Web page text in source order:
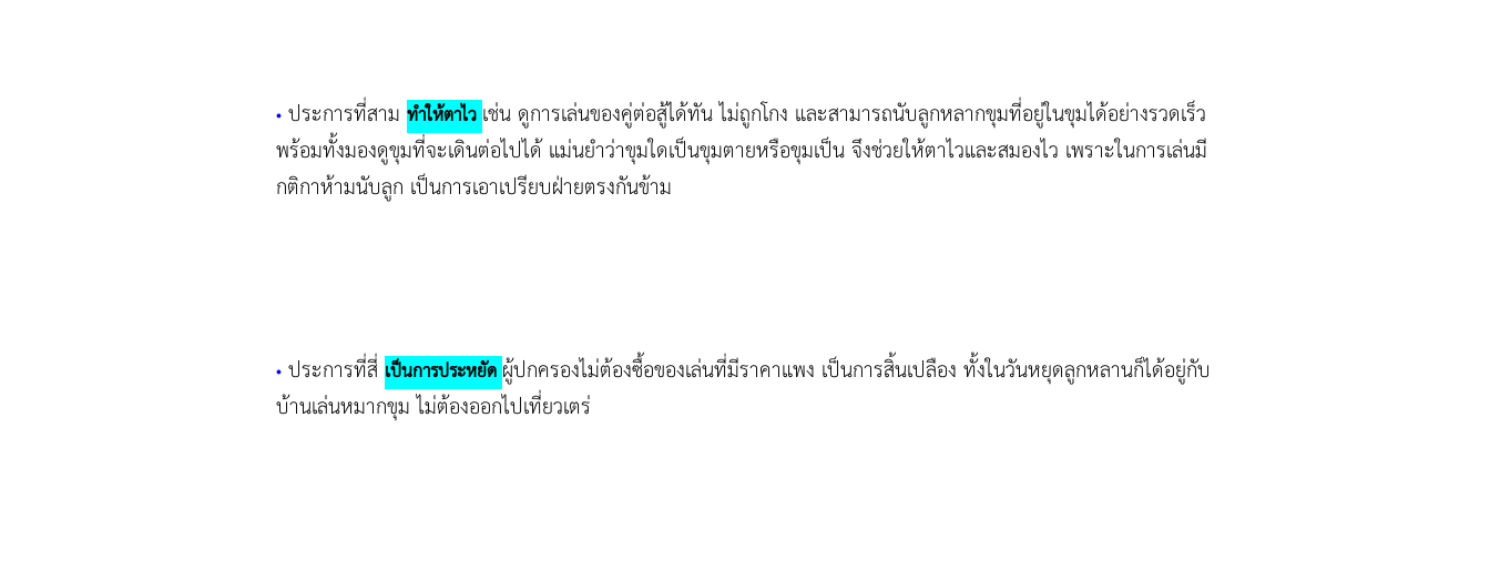
• ประการที่สาม ทำให้ตาไว เช่น ดูการเล่นของคู่ต่อสู้ได้ทัน ไม่ถูกโกง และสามารถนับลูกหลากขุมที่อยู่ในขุมได้อย่างรวดเร็ว
พร้อมทั้งมองดูขุมที่จะเดินต่อไปได้ แม่นยำว่าขุมใดเป็นขุมตายหรือขุมเป็น จึงช่วยให้ตาไวและสมองไว เพราะในการเล่นมี
กติกาห้ามนับลูก เป็นการเอาเปรียบฝ่ายตรงกันข้าม
• ประการที่สี่ เป็นการประหยัด ผู้ปกครองไม่ต้องซื้อของเล่นที่มีราคาแพง เป็นการสิ้นเปลือง ทั้งในวันหยุดลูกหลานก็ได้อยู่กับ
บ้านเล่นหมากขุม ไม่ต้องออกไปเที่ยวเตร่